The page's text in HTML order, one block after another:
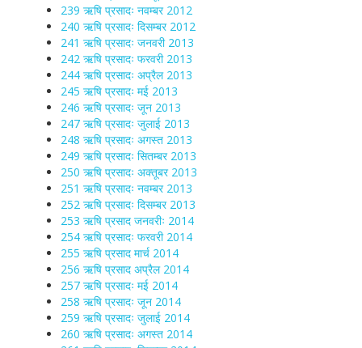
239 ऋषि प्रसादः नवम्बर 2012
240 ऋषि प्रसादः दिसम्बर 2012
241 ऋषि प्रसादः जनवरी 2013
242 ऋषि प्रसादः फरवरी 2013
244 ऋषि प्रसादः अप्रैल 2013
245 ऋषि प्रसादः मई 2013
246 ऋषि प्रसादः जून 2013
247 ऋषि प्रसादः जुलाई 2013
248 ऋषि प्रसादः अगस्त 2013
249 ऋषि प्रसादः सितम्बर 2013
250 ऋषि प्रसादः अक्तूबर 2013
251 ऋषि प्रसादः नवम्बर 2013
252 ऋषि प्रसादः दिसम्बर 2013
253 ऋषि प्रसाद जनवरीः 2014
254 ऋषि प्रसादः फरवरी 2014
255 ऋषि प्रसाद मार्च 2014
256 ऋषि प्रसाद अप्रैल 2014
257 ऋषि प्रसादः मई 2014
258 ऋषि प्रसादः जून 2014
259 ऋषि प्रसादः जुलाई 2014
260 ऋषि प्रसादः अगस्त 2014